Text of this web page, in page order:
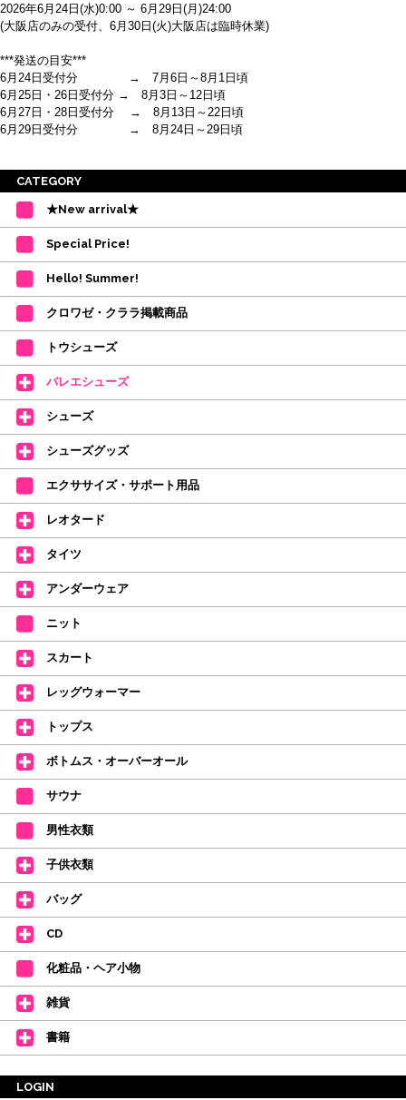
2026年6月24日(水)0:00 ～ 6月29日(月)24:00
(大阪店のみの受付、6月30日(火)大阪店は臨時休業)
***発送の目安***
6月24日受付分 → 7月6日～8月1日頃
6月25日・26日受付分 → 8月3日～12日頃
6月27日・28日受付分 → 8月13日～22日頃
6月29日受付分 → 8月24日～29日頃
※ご注意
間を目安として下さい。
・在庫の確保は発送の直前に行います。カートに入れて注文完了となって
ご注文商品が在庫切れの場合は、上記お目安の頃にご連絡させていただき
カード決済をされたお客様は決済金額の変更をさせていただきます。
【ミルバ×たけいみき】オリジナルタオルが新登場!
レッスンのお供にはもちろん、毎日の持ち歩きやギフトにもぴったりのミル
バオリジナルタオルです。
たけいみきさんが描く「夢かわいい」バレエイラストが、そのままタオルに
なりました。
デラロミラノ2026コレクションの販売を開始しました☆
↑ご購入頂いたお客様に、デラロミラノのロゴ入りボールペンをプレゼント
中。
(お一人様1本限りになります)
価格改定のお知らせ
2026年4月1日よりシューズ全般、衣類など商品を値上げしました。
何卒ご理解いただけますようお願い申し上げます
【シューズのフィッティングについて】
全店、ご予約不要です(18:30まで)。タイツ・ソックス・トウパッドを
持参してください。
皆さまのダンスライフをサポートできるようなさまざまな商品をご紹介して
おります。
【新商品はこちらから】 ←ここをクリック♪
CATEGORY
★New arrival★
Special Price!
Hello! Summer!
クロワゼ・クララ掲載商品
トウシューズ
バレエシューズ
シューズ
シューズグッズ
エクササイズ・サポート用品
レオタード
タイツ
アンダーウェア
ニット
スカート
レッグウォーマー
トップス
ボトムス・オーバーオール
サウナ
男性衣類
子供衣類
バッグ
CD
化粧品・ヘア小物
雑貨
書籍
LOGIN